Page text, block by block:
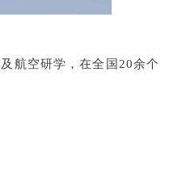
航空研学，在全国20余个